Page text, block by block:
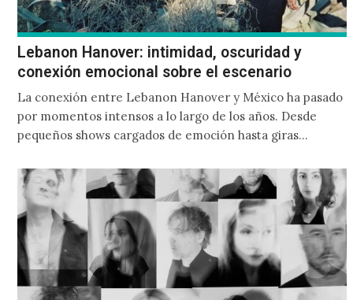
Lebanon Hanover: intimidad, oscuridad y
conexión emocional sobre el escenario
La conexión entre Lebanon Hanover y México ha pasado
por momentos intensos a lo largo de los años. Desde
pequeños shows cargados de emoción hasta giras
William Maybelline ha construido una relación cercana
con el público mexicano gracias a su mezcla de post-punk,
coldwave y letras profundamente melancólicas.